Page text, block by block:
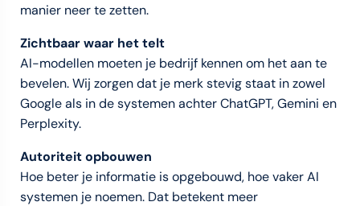
manier neer te zetten.
Zichtbaar waar het telt
AI-modellen moeten je bedrijf kennen om het aan te
bevelen. Wij zorgen dat je merk stevig staat in zowel
Google als in de systemen achter ChatGPT, Gemini en
Perplexity.
Autoriteit opbouwen
Hoe beter je informatie is opgebouwd, hoe vaker AI
systemen je noemen. Dat betekent meer